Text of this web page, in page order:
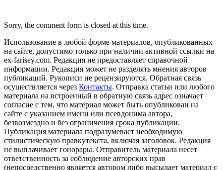
Sorry, the comment form is closed at this time.
Использование в любой форме материалов, опубликованных
на сайте, допустимо только при наличии активной ссылки на
ex-farisey.com. Редакция не предоставляет справочной
информации. Редакция может не разделять мнения авторов
публикаций. Рукописи не рецензируются. Обратная связь
осуществляется через Контакты. Отправка статьи или любого
материала на встроенный в обратную связь адрес означает
согласие с тем, что материал может быть опубликован на
сайте с указанием имени или псевдонима автора,
безвозмездно и без ограничения срока публикации.
Публикация материала подразумевает необходимую
стилистическую правкутекста, включая заголовок. Редакция
не выплачивает гонорары. Отправитель материала несет
ответственность за соблюдение авторских прав
(непосредственно является автором либо высылает материал с